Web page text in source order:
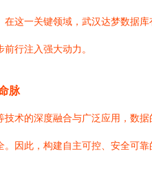
这一关键领域，武汉达梦数据
行注入强大动力。
脉
技术的深度融合与广泛应用，数
因此，构建自主可控、安全可